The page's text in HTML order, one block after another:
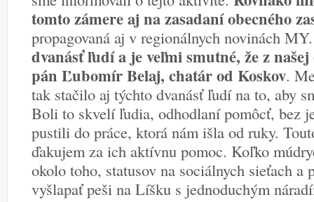
tomto zámere aj na zasadaní obecného
propagovaná aj v regionálnych novinách
dvanásť ľudí a je veľmi smutné, že z
pán Ľubomír Belaj, chatár od Koskov.
tak stačilo aj týchto dvanásť ľudí na to, aby
Boli to skvelí ľudia, odhodlaní pomôcť, bez
pustili do práce, ktorá nám išla od ruky.
ďakujem za ich aktívnu pomoc. Koľko
okolo toho, statusov na sociálnych sieťach
vyšlapať peši na Líšku s jednoduchým